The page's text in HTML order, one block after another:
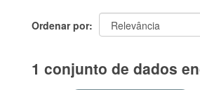
Ordenar por
1 conjunto de dados